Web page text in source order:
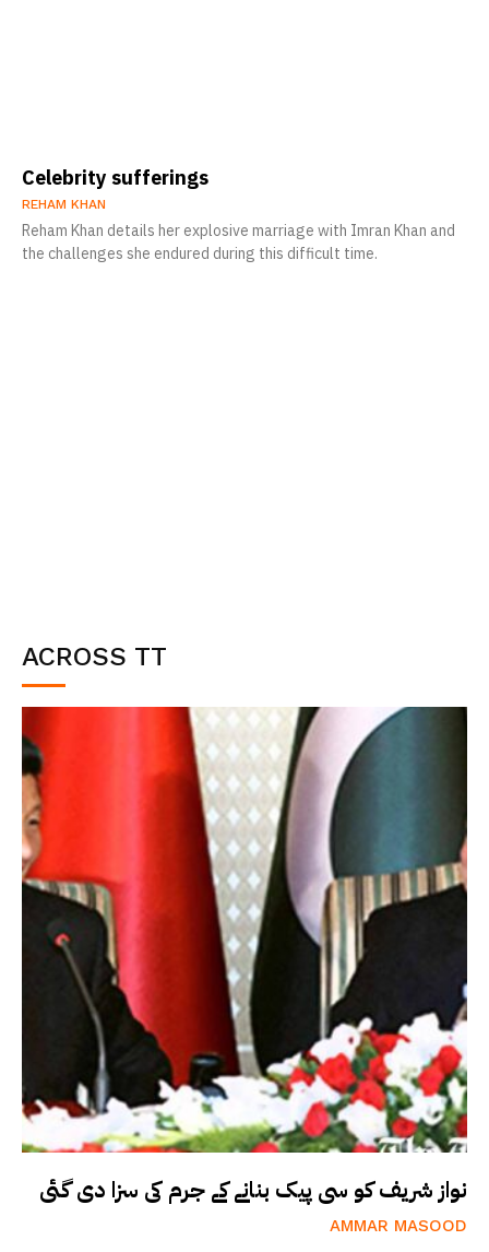
ACROSS TT
نواز شریف کو سی پیک بنانے کے جرم کی سزا دی گئی
AMMAR MASOOD
Celebrity sufferings
REHAM KHAN
Reham Khan details her explosive marriage with Imran Khan and
the challenges she endured during this difficult time.